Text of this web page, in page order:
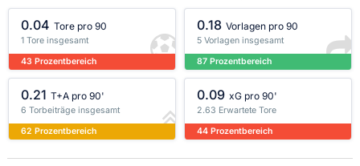
0.04 Tore pro 90
1 Tore insgesamt
43 Prozentbereich
0.18 Vorlagen pro 90
5 Vorlagen insgesamt
87 Prozentbereich
0.21 T+A pro 90'
6 Torbeiträge insgesamt
62 Prozentbereich
0.09 xG pro 90'
2.63 Erwartete Tore
44 Prozentbereich